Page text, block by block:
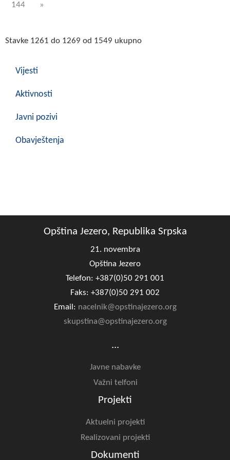
144 »
Stavke 1261 do 1269 od 1549 ukupno
Vijesti
Aktivnosti
Javni pozivi
Obavještenja
Opština Jezero, Republika Srpska
21. novembra
Opština Jezero
Telefon: +387(0)50 291 001
Faks: +387(0)50 291 002
Email: nacelnik@opstinajezero.org
skupstina@opstinajezero.org
...
Javne nabavke
Važni telfoni
Projekti
Aktuelni projekti
Realizovani projekti
Dokumenti